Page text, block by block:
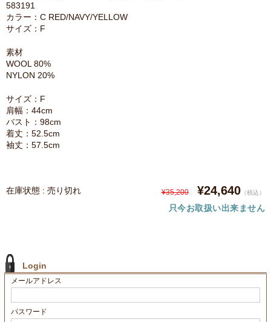
583191
カラー：C RED/NAVY/YELLOW
サイズ：F
素材
WOOL 80%
NYLON 20%
サイズ：F
肩幅：44cm
バスト：98cm
着丈：52.5cm
袖丈：57.5cm
在庫状態 : 売り切れ ¥35,200 ¥24,640 （税込）
只今お取扱い出来ません
Login
メールアドレス
パスワード